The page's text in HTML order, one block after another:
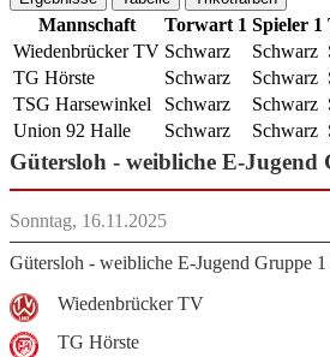
Mannschaft Torwart 1 Spieler 1
Wiedenbrücker TV Schwarz Schwarz
TG Hörste
Schwarz Schwarz
TSG Harsewinkel
Schwarz Schwarz
Union 92 Halle
Schwarz Schwarz
Sonntag, 16.11.2025
Gütersloh - weibliche E-Jugend Gruppe
Wiedenbrücker TV
TG Hörste